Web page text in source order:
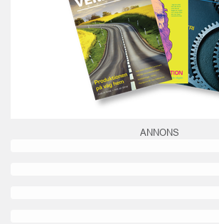
ANNONS